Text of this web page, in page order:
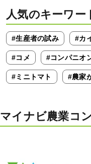
人気のキーワー
#生産者の試み #カ
#コメ #コンパニオ
#ミニトマト #農家
マイナビ農業コ